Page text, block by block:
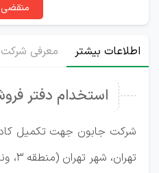
اطلاعات بیشتر معرفی شرکت
استخدام دفتر
شرکت جابون جهت تکمیل